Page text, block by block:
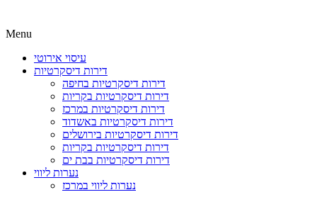
Menu
עיסוי אירוטי
דירות דיסקרטיות
דירות דיסקרטיות בחיפה
דירות דיסקרטיות בקריות
דירות דיסקרטיות במרכז
דירות דיסקרטיות באשדוד
דירות דיסקרטיות בירושלים
דירות דיסקרטיות בקריות
דירות דיסקרטיות בבת ים
נערות ליווי
נערות ליווי במרכז